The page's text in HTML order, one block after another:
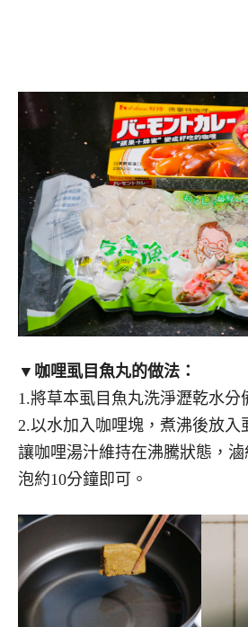
▼咖哩虱目魚丸的做法：
1.將草本虱目魚丸洗淨瀝乾水分
2.以水加入咖哩塊，煮沸後放入
讓咖哩湯汁維持在沸騰狀態，
泡約10分鐘即可。